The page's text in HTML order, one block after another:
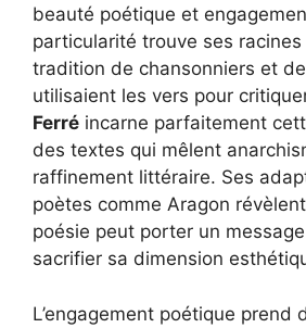
beauté poétique et
particularité trouve ses
tradition de chansonniers et
utilisaient les vers pour
Ferré incarne parfaitement
des textes qui mêlent
raffinement littéraire. Ses
poètes comme Aragon
poésie peut porter un
sacrifier sa dimension
L’engagement poétique prend